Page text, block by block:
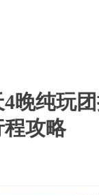
晚纯玩
攻略